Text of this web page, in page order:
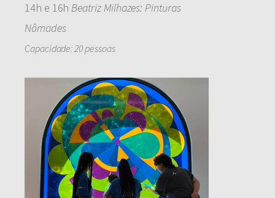
14h e 16hBeatriz Milhazes: Pinturas
Nômades
Capacidade: 20 pessoas